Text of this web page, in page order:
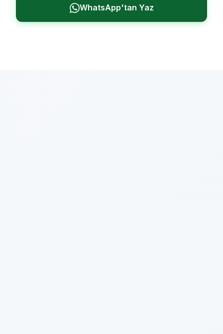
WhatsApp'tan Yaz